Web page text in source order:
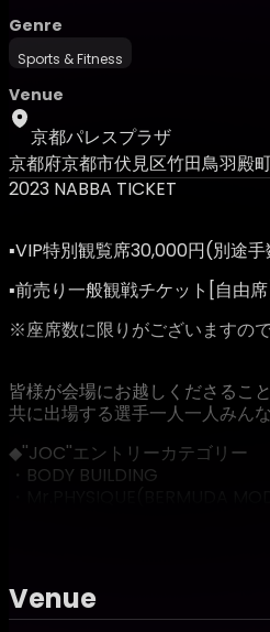
Genre
Sports & Fitness
Venue
京都パレスプラザ
京都府京都市伏見区竹田鳥羽殿
2023 NABBA TICKET
▪️VIP特別観覧席30,000円(別途
▪️前売り一般観戦チケット[自由
※座席数に限りがございますの
皆様が会場にお越しくださるこ
共に出場する選手一人一人みん
◆''JOC''エントリーカテゴリー
・BODY BUILDING
・Ms.BIKINI
・Mr.SPORT MODEL
Venue